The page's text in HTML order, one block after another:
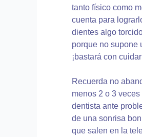
tanto físico como
cuenta para
dientes algo
porque no supone
¡bastará con
Recuerda no
menos 2 o 3
dentista ante
de una sonrisa
que salen en la